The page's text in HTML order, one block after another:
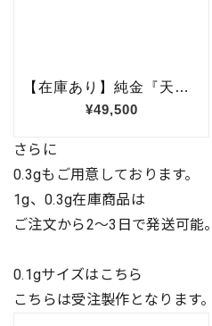
さらに
0.3gもご用意しております。
1g、0.3g在庫商品は
ご注文から2〜3日で発送可能。
0.1gサイズはこちら
こちらは受注製作となります。